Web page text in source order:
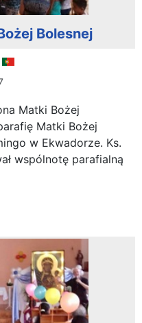
Bolesnej
Matki Bożej
Matki Bożej
w Ekwadorze. Ks.
wspólnotę parafialną